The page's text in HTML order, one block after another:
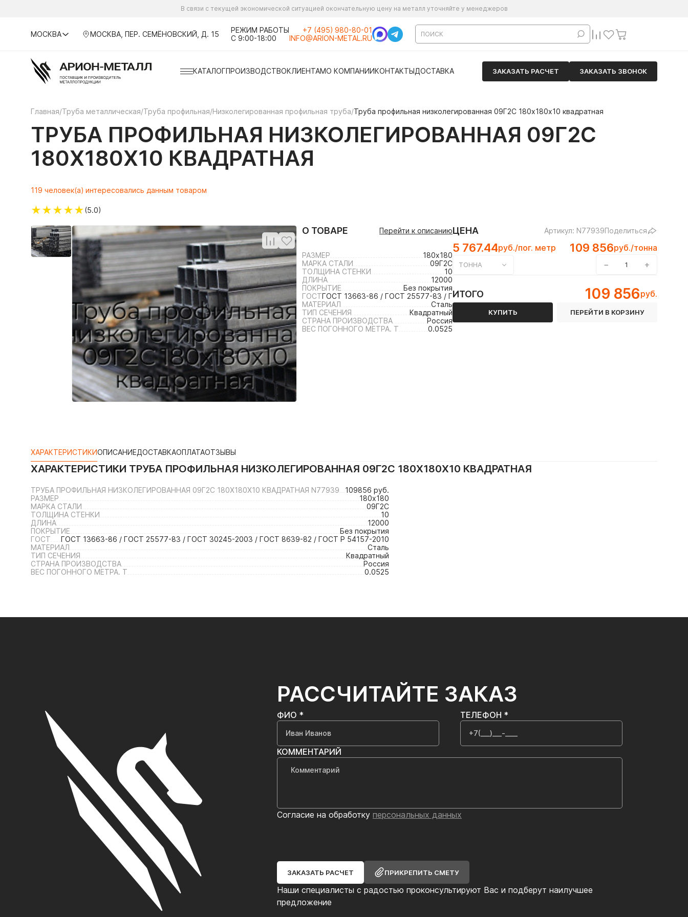
В связи с текущей экономической ситуацией окончательную цену на металл уточняйте у менеджеров
МОСКВА МОСКВА, ПЕР. СЕМЁНОВСКИЙ, Д. 15
РЕЖИМ РАБОТЫ
С 9:00-18:00
+7 (495) 980-80-01
INFO@ARION-METAL.RU
КАТАЛОГПРОИЗВОДСТВОКЛИЕНТАМО КОМПАНИИКОНТАКТЫДОСТАВКА ЗАКАЗАТЬ РАСЧЕТ ЗАКАЗАТЬ ЗВОНОК
Главная/Труба металлическая/Труба профильная/Низколегированная профильная труба/Труба профильная низколегированная 09Г2С 180х180х10 квадратная
ТРУБА ПРОФИЛЬНАЯ НИЗКОЛЕГИРОВАННАЯ 09Г2С
180Х180Х10 КВАДРАТНАЯ
119 человек(а) интересовались данным товаром
★★★★★(5.0)
О ТОВАРЕ Перейти к описанию
РАЗМЕР
180х180
МАРКА СТАЛИ
09Г2С
ТОЛЩИНА СТЕНКИ
10
ДЛИНА
12000
ПОКРЫТИЕ
Без покрытия
ГОСТГОСТ 13663-86 / ГОСТ 25577-83 / ГОСТ 30245-2003 / ГОСТ 8639-82 / ГОСТ Р 54157-2010
МАТЕРИАЛ
Сталь
ТИП СЕЧЕНИЯ
Квадратный
СТРАНА ПРОИЗВОДСТВА
Россия
ВЕС ПОГОННОГО МЕТРА. Т
0.0525
ЦЕНА Артикул: N77939Поделиться
5 767.44руб./пог. метр 109 856руб./тонна
ТОННА − +
ИТОГО 109 856руб.
КУПИТЬ ПЕРЕЙТИ В КОРЗИНУ
ХАРАКТЕРИСТИКИОПИСАНИЕДОСТАВКАОПЛАТАОТЗЫВЫ
ХАРАКТЕРИСТИКИ ТРУБА ПРОФИЛЬНАЯ НИЗКОЛЕГИРОВАННАЯ 09Г2С 180Х180Х10 КВАДРАТНАЯ
ТРУБА ПРОФИЛЬНАЯ НИЗКОЛЕГИРОВАННАЯ 09Г2С 180Х180Х10 КВАДРАТНАЯ N77939
109856 руб.
РАЗМЕР
180х180
МАРКА СТАЛИ
09Г2С
ТОЛЩИНА СТЕНКИ
10
ДЛИНА
12000
ПОКРЫТИЕ
Без покрытия
ГОСТ
ГОСТ 13663-86 / ГОСТ 25577-83 / ГОСТ 30245-2003 / ГОСТ 8639-82 / ГОСТ Р 54157-2010
МАТЕРИАЛ
Сталь
ТИП СЕЧЕНИЯ
Квадратный
СТРАНА ПРОИЗВОДСТВА
Россия
ВЕС ПОГОННОГО МЕТРА. Т
0.0525
РАССЧИТАЙТЕ ЗАКАЗ
Наши специалисты с радостью проконсультируют Вас и подберут наилучшее
предложение
ФИО * ТЕЛЕФОН *
КОММЕНТАРИЙ
Согласие на обработку персональных данных
ЗАКАЗАТЬ РАСЧЕТ ПРИКРЕПИТЬ СМЕТУ